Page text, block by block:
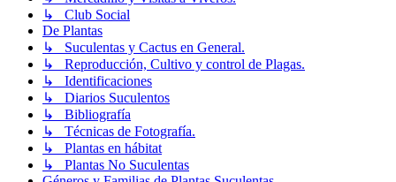
↳ Club Social
De Plantas
↳ Suculentas y Cactus en General.
↳ Reproducción, Cultivo y control de Plagas.
↳ Identificaciones
↳ Diarios Suculentos
↳ Bibliografía
↳ Técnicas de Fotografía.
↳ Plantas en hábitat
↳ Plantas No Suculentas